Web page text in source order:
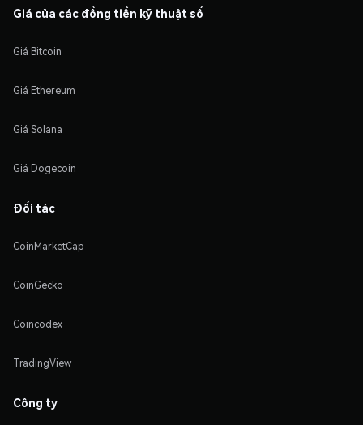
Giá của các đồng tiền kỹ thuật số
Giá Bitcoin
Giá Ethereum
Giá Solana
Giá Dogecoin
Đối tác
CoinMarketCap
CoinGecko
Coincodex
TradingView
Công ty